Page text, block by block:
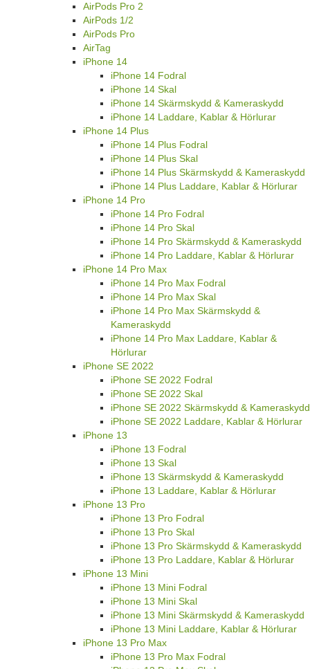
AirPods Pro 2
AirPods 1/2
AirPods Pro
AirTag
iPhone 14
iPhone 14 Fodral
iPhone 14 Skal
iPhone 14 Skärmskydd & Kameraskydd
iPhone 14 Laddare, Kablar & Hörlurar
iPhone 14 Plus
iPhone 14 Plus Fodral
iPhone 14 Plus Skal
iPhone 14 Plus Skärmskydd & Kameraskydd
iPhone 14 Plus Laddare, Kablar & Hörlurar
iPhone 14 Pro
iPhone 14 Pro Fodral
iPhone 14 Pro Skal
iPhone 14 Pro Skärmskydd & Kameraskydd
iPhone 14 Pro Laddare, Kablar & Hörlurar
iPhone 14 Pro Max
iPhone 14 Pro Max Fodral
iPhone 14 Pro Max Skal
iPhone 14 Pro Max Skärmskydd &
Kameraskydd
iPhone 14 Pro Max Laddare, Kablar &
Hörlurar
iPhone SE 2022
iPhone SE 2022 Fodral
iPhone SE 2022 Skal
iPhone SE 2022 Skärmskydd & Kameraskydd
iPhone SE 2022 Laddare, Kablar & Hörlurar
iPhone 13
iPhone 13 Fodral
iPhone 13 Skal
iPhone 13 Skärmskydd & Kameraskydd
iPhone 13 Laddare, Kablar & Hörlurar
iPhone 13 Pro
iPhone 13 Pro Fodral
iPhone 13 Pro Skal
iPhone 13 Pro Skärmskydd & Kameraskydd
iPhone 13 Pro Laddare, Kablar & Hörlurar
iPhone 13 Mini
iPhone 13 Mini Fodral
iPhone 13 Mini Skal
iPhone 13 Mini Skärmskydd & Kameraskydd
iPhone 13 Mini Laddare, Kablar & Hörlurar
iPhone 13 Pro Max
iPhone 13 Pro Max Fodral